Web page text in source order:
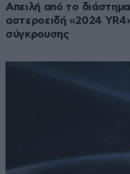
Απειλή από το
αστεροειδή «2024
σύγκρουσης